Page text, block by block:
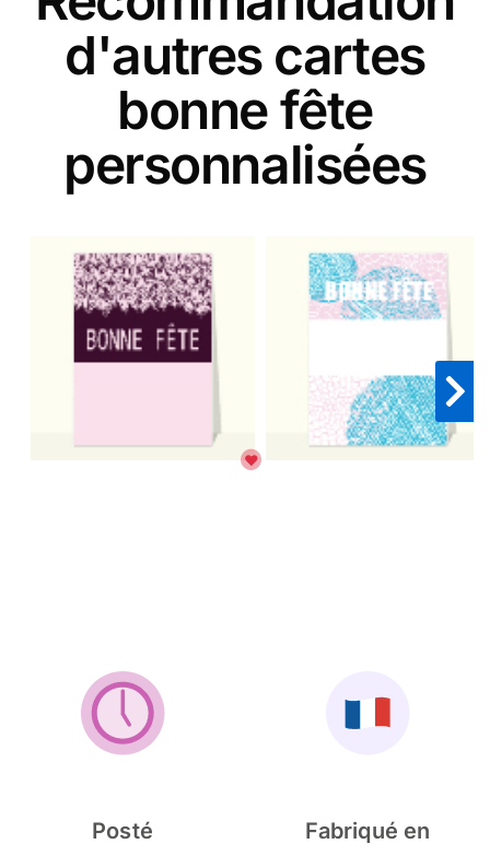
d'autres cartes
bonne fête
personnalisées
Posté
Fabriqué en